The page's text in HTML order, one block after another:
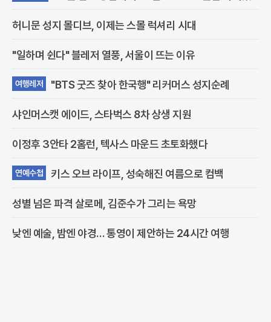
다
허니문 성지 몰디브, 이제는 스몰 럭셔리 시대
"일하며 쉰다" 블레저 열풍, 서울이 뜨는 이유
여행레저 "BTS 굿즈 찾아 한국행" 리커머스 성지순례
샤인머스캣 에이드, 스타벅스 8차 상생 지원
이정후 3안타 2홈런, 텍사스 마운드 초토화했다
연예수첩 키스 오브 라이프, 성숙해진 여름으로 컴백
성별 넘은 파격 살로메, 김준수가 그리는 욕망
낮엔 예술, 밤엔 야경… 통영이 제안하는 24시간 여행